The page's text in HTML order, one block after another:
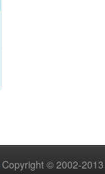
Copyright © 2002-2013